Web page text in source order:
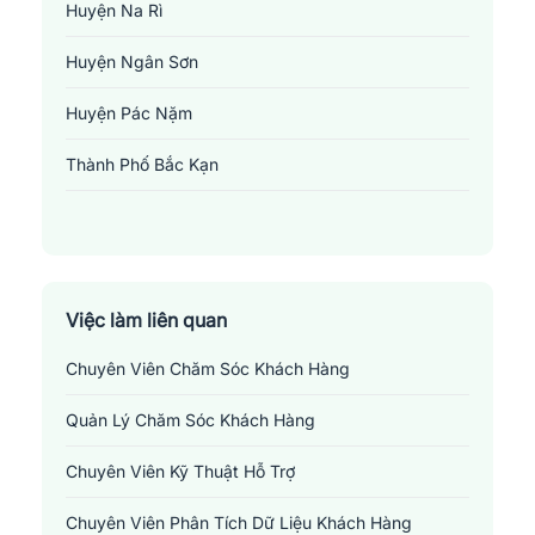
Những vị trí việc làm liên quan đến ngành phi
Huyện Na Rì
Huyện Ngân Sơn
Huyện Pác Nặm
Thành Phố Bắc Kạn
Việc làm liên quan
Chuyên Viên Chăm Sóc Khách Hàng
Quản Lý Chăm Sóc Khách Hàng
Chuyên Viên Kỹ Thuật Hỗ Trợ
Chuyên Viên Phân Tích Dữ Liệu Khách Hàng